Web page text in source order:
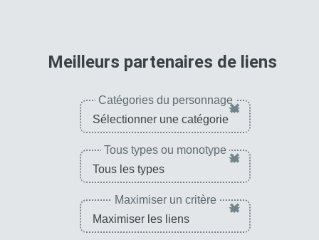
Meilleurs partenaires de liens
Catégories du personnage×
Tous types ou monotype ×
Maximiser un critère ×